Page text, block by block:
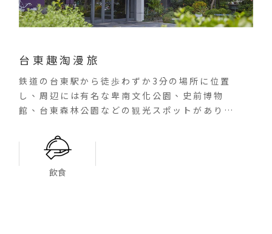
台東趣淘漫旅
鉄道の台東駅から徒歩わずか3分の場所に位置
し、周辺には有名な卑南文化公園、史前博物
館、台東森林公園などの観光スポットがありま
るため、台湾東部を気軽に探索し、自由自在に
楽しむことができます。
客室はシンプルなデザインで、台東の大自然を
飲食